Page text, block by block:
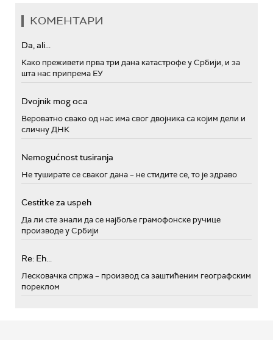
КОМЕНТАРИ
Da, ali...
Како преживети прва три дана катастрофе у Србији, и за
шта нас припрема ЕУ
Dvojnik mog oca
Вероватно свако од нас има свог двојника са којим дели и
сличну ДНК
Nemogućnost tusiranja
Не туширате се сваког дана – не стидите се, то је здраво
Cestitke za uspeh
Да ли сте знали да се најбоље грамофонске ручице
производе у Србији
Re: Eh...
Лесковачка спржа – производ са заштићеним географским
пореклом